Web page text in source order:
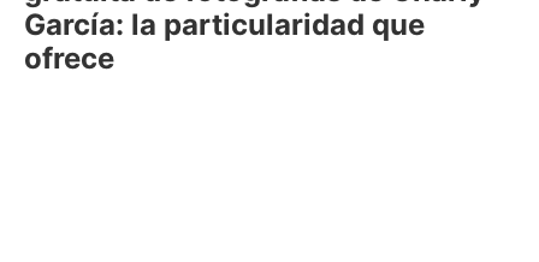
García: la particularidad que
ofrece